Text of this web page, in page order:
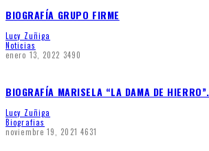
BIOGRAFÍA GRUPO FIRME
Lucy Zuñiga
Noticias
enero 13, 2022 3490
BIOGRAFÍA MARISELA “LA DAMA DE HIERRO”.
Lucy Zuñiga
Biografias
noviembre 19, 2021 4631